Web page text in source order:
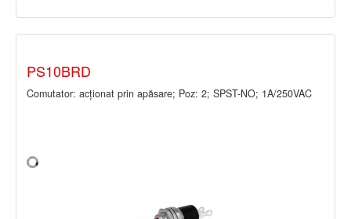
PS10BRD
Comutator: acţionat prin apăsare; Poz: 2; SPST-NO; 1A/250VAC